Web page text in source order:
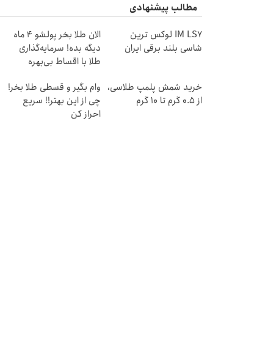
مطالب پیشنهادی
IM LS7 لوکس ترین
شاسی بلند برقی ایران
الان طلا بخر پولشو 4 ماه
دیگه بده! سرمایه‌گذاری
طلا با اقساط بی‌بهره
خرید شمش پلمپ طلاسی،
از ۰.۵ گرم تا ۱۰ گرم
وام بگیر و قسطی طلا بخر!
چی از این بهتر!! سریع
احراز کن